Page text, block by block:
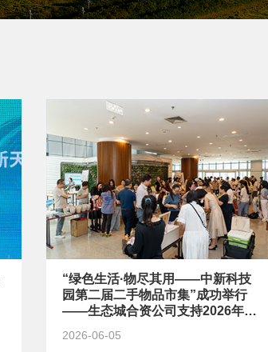
“绿色生活·物尽其用——中新科技
园第二届二手物品市集”成功举行
——生态城合资公司支持2026年世
2026-06-05